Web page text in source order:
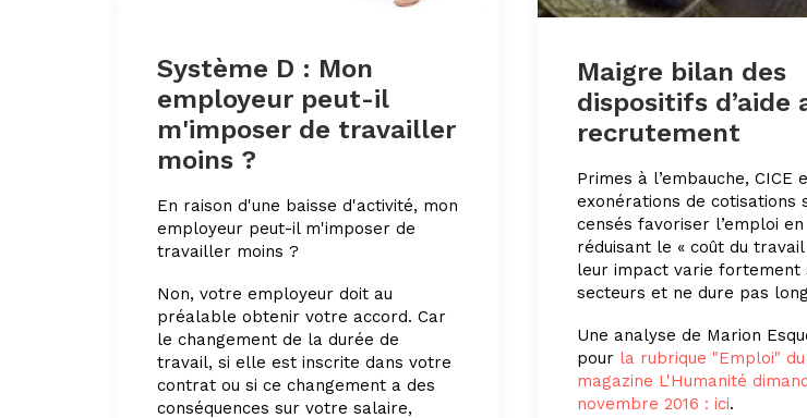
Système D : Mon
employeur peut-il
m'imposer de travailler
moins ?
En raison d'une baisse d'activité, mon
employeur peut-il m'imposer de
travailler moins ?
Non, votre employeur doit au
préalable obtenir votre accord. Car
le changement de la durée de
travail, si elle est inscrite dans votre
contrat ou si ce changement a des
conséquences sur votre salaire,
Maigre bilan des
dispositifs d’aide
recrutement
Primes à l’embauche, CICE
exonérations de cotisations
censés favoriser l’emploi en
réduisant le « coût du travail
leur impact varie fortement
secteurs et ne dure pas
Une analyse de Marion
pour la rubrique "Emploi" du
magazine L'Humanité
novembre 2016 : ici.